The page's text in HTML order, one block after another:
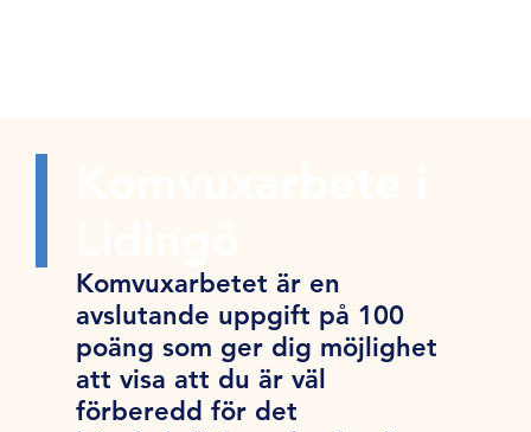
Komvuxarbetet är en
avslutande uppgift på 100
poäng som ger dig möjlighet
att visa att du är väl
förberedd för det